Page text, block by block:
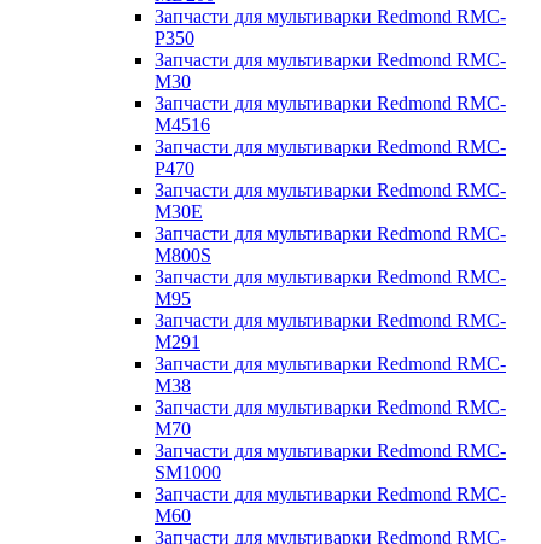
Запчасти для мультиварки Redmond RMC-
P350
Запчасти для мультиварки Redmond RMC-
M30
Запчасти для мультиварки Redmond RMC-
M4516
Запчасти для мультиварки Redmond RMC-
P470
Запчасти для мультиварки Redmond RMC-
M30E
Запчасти для мультиварки Redmond RMC-
M800S
Запчасти для мультиварки Redmond RMC-
M95
Запчасти для мультиварки Redmond RMC-
M291
Запчасти для мультиварки Redmond RMC-
M38
Запчасти для мультиварки Redmond RMC-
M70
Запчасти для мультиварки Redmond RMC-
SM1000
Запчасти для мультиварки Redmond RMC-
M60
Запчасти для мультиварки Redmond RMC-